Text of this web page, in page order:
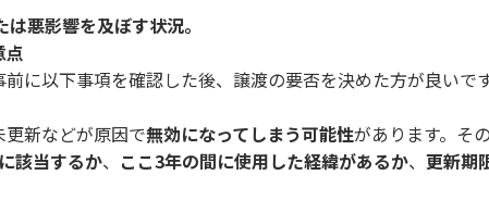
悪影響を及ぼす状況。
点
前に以下事項を確認した後、譲渡の要否を決めた方が良いです
新などが原因で無効になってしまう可能性があります。そ
該当するか、 ここ3年の間に使用した経緯があるか、 更新期